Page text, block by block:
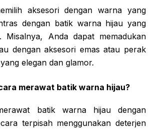
aksesori dengan warna yang
dengan batik warna hijau yang
Misalnya, Anda dapat memadukan
dengan aksesori emas atau perak
elegan dan glamor.
merawat batik warna hijau?
batik warna hijau dengan
terpisah menggunakan deterjen